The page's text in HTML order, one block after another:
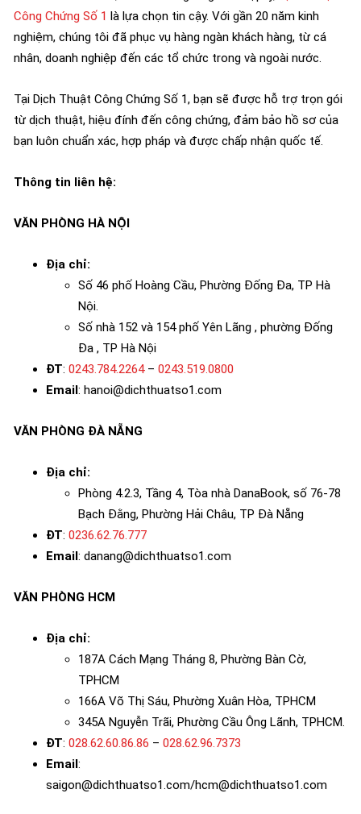
Công Chứng Số 1 là lựa chọn tin cậy. Với gần 20 năm kinh
nghiệm, chúng tôi đã phục vụ hàng ngàn khách hàng, từ cá
nhân, doanh nghiệp đến các tổ chức trong và ngoài nước.
Tại Dịch Thuật Công Chứng Số 1, bạn sẽ được hỗ trợ trọn gói
từ dịch thuật, hiệu đính đến công chứng, đảm bảo hồ sơ của
bạn luôn chuẩn xác, hợp pháp và được chấp nhận quốc tế.
Thông tin liên hệ:
VĂN PHÒNG HÀ NỘI
Địa chỉ:
Số 46 phố Hoàng Cầu, Phường Đống Đa, TP Hà
Nội.
Số nhà 152 và 154 phố Yên Lãng , phường Đống
Đa , TP Hà Nội
ĐT: 0243.784.2264 – 0243.519.0800
Email: hanoi@dichthuatso1.com
VĂN PHÒNG ĐÀ NẴNG
Địa chỉ:
Phòng 4.2.3, Tầng 4, Tòa nhà DanaBook, số 76-78
Bạch Đằng, Phường Hải Châu, TP Đà Nẵng
ĐT: 0236.62.76.777
Email: danang@dichthuatso1.com
VĂN PHÒNG HCM
Địa chỉ:
187A Cách Mạng Tháng 8, Phường Bàn Cờ,
TPHCM
166A Võ Thị Sáu, Phường Xuân Hòa, TPHCM
345A Nguyễn Trãi, Phường Cầu Ông Lãnh, TPHCM.
ĐT: 028.62.60.86.86 – 028.62.96.7373
Email:
saigon@dichthuatso1.com/hcm@dichthuatso1.com